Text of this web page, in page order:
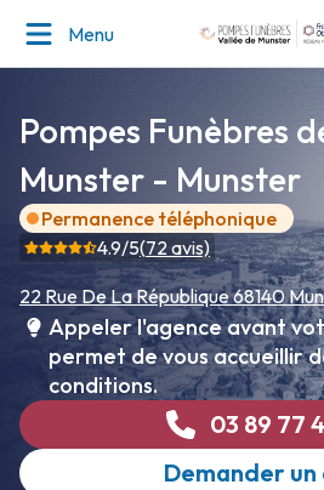
Menu
Pompes Funèbres
Munster - Munster
Permanence téléphonique
4.9/5(72avis)
22 Rue De La République68140
03 89 77
Demander un
Appeler l'agence avant
permet de vous accueillir
conditions.